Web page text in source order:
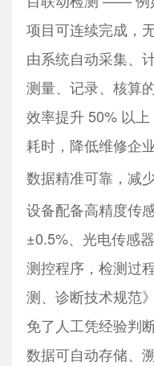
项目可连续完成，
由系统自动采集、
测量、记录、核算
效率提升 50% 以
耗时，降低维修企
数据精准可靠，减
设备配备高精度传
±0.5%、光电传感
测控程序，检测过
测、诊断技术规范
免了人工凭经验判
数据可自动存储、